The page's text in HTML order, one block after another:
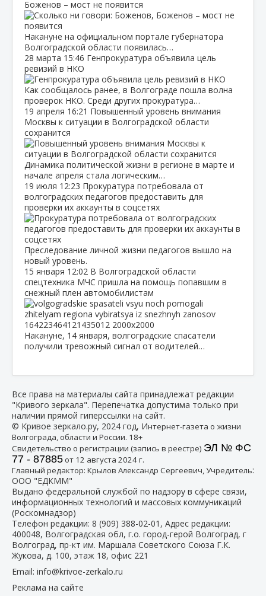
Боженов – мост не появится
Накануне на официальном портале губернатора
Волгоградской области появилась…
28 марта 15:46 Генпрокуратура объявила цель
ревизий в НКО
Как сообщалось ранее, в Волгограде пошла волна
проверок НКО. Среди других прокуратура…
19 апреля 16:21 Повышенный уровень внимания
Москвы к ситуации в Волгоградской области
сохранится
Динамика политической жизни в регионе в марте и
начале апреля стала логическим…
19 июля 12:23 Прокуратура потребовала от
волгоградских педагогов предоставить для
проверки их аккаунты в соцсетях
Преследование личной жизни педагогов вышло на
новый уровень.
15 января 12:02 В Волгоградской области
спецтехника МЧС пришла на помощь попавшим в
снежный плен автомобилистам
Накануне, 14 января, волгоградские спасатели
получили тревожный сигнал от водителей…
Все права на материалы сайта принадлежат редакции
"Кривого зеркала". Перепечатка допустима только при
наличии прямой гиперссылки на сайт.
© Кривое зеркало.ру, 2024 год, Интернет-газета о жизни
Волгограда, области и России. 18+
Свидетельство о регистрации (запись в реестре) ЭЛ № ФС
77 - 87885от 12 августа 2024 г.
Главный редактор: Крылов Александр Сергеевич, Учредитель:
ООО "ЕДКММ"
Выдано федеральной службой по надзору в сфере связи,
информационных технологий и массовых коммуникаций
(Роскомнадзор)
Телефон редакции: 8 (909) 388-02-01 , Адрес редакции:
400048, Волгоградская обл, г.о. город-герой Волгоград, г
Волгоград, пр-кт им. Маршала Советского Союза Г.К.
Жукова, д. 100, этаж 18, офис 221
Email: info@krivoe-zerkalo.ru
Реклама на сайте